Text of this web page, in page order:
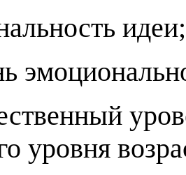
идеи;
уровня